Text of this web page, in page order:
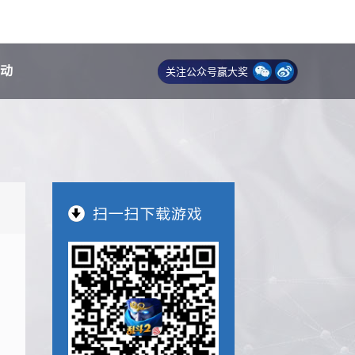
关注公众号赢大奖